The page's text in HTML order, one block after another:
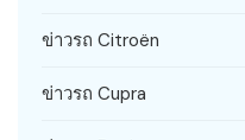
ข่าวรถ Citroën
ข่าวรถ Cupra